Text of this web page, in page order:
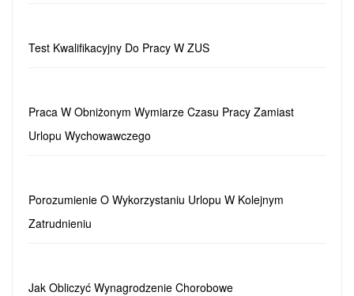
Test Kwalifikacyjny Do Pracy W ZUS
Praca W Obniżonym Wymiarze Czasu Pracy Zamiast
Urlopu Wychowawczego
Porozumienie O Wykorzystaniu Urlopu W Kolejnym
Zatrudnieniu
Jak Obliczyć Wynagrodzenie Chorobowe